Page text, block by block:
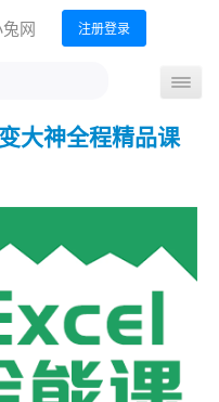
网 注册登录
导
设计创作
运营营销
大神全程精品课